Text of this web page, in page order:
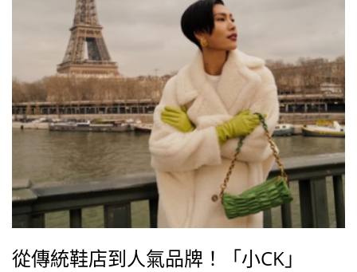
從傳統鞋店到人氣品牌！「小CK」